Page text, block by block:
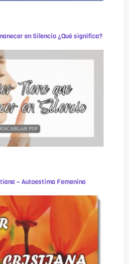
en Silencio ¿Qué significa?
– Autoestima Femenina